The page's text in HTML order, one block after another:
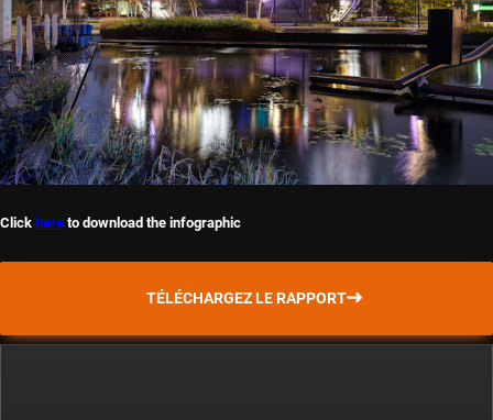
Click here to download the infographic
TÉLÉCHARGEZ LE RAPPORT